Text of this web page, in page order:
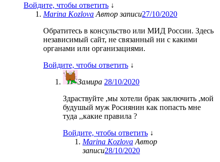
Войдите, чтобы ответить ↓
Marina Kozlova Автор записи27/10/2020
Обратитесь в консульство или МИД России. Здесь
независимый сайт, не связанный ни с какими
органами или организациями.
Войдите, чтобы ответить ↓
Замира 28/10/2020
Здраствуйте ,мы хотели брак заключить ,мой
будушый муж Росиянин как попасть мне
туда ,,какие правила ?
Войдите, чтобы ответить ↓
Marina Kozlova Автор
записи28/10/2020